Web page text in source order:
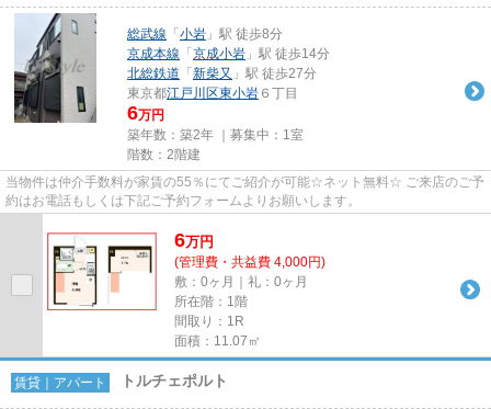
総武線 「 小岩 」駅 徒歩8分
京成本線 「 京成小岩 」駅 徒歩14分
北総鉄道 「 新柴又 」駅 徒歩27分
東京都江戸川区東小岩 ６丁目
6万円
築年数：築2年 ｜募集中： 1室
階数：2階建
当物件は仲介手数料が家賃の55％にてご紹介が可能☆ネット無料☆ ご来店のご予
約はお電話もしくは下記ご予約フォームよりお願いします。
6万円
(管理費・共益費 4,000円)
敷：0ヶ月｜礼：0ヶ月
所在階：1階
間取り：1R
面積：11.07㎡
賃貸｜アパート トルチェポルト